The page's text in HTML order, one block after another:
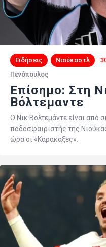
Ειδήσεις Νιούκαστλ
Πενόπουλος
Επίσημο: Στη
Βόλτεμαντε
Ο Νικ Βολτεμάντε είναι από
ποδοσφαιριστής της
ώρα οι «Καρακάξες».